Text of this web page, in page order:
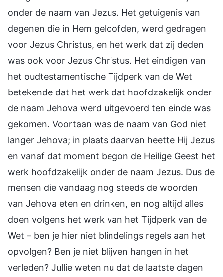
onder de naam van Jezus. Het getuigenis van
degenen die in Hem geloofden, werd gedragen
voor Jezus Christus, en het werk dat zij deden
was ook voor Jezus Christus. Het eindigen van
het oudtestamentische Tijdperk van de Wet
betekende dat het werk dat hoofdzakelijk onder
de naam Jehova werd uitgevoerd ten einde was
gekomen. Voortaan was de naam van God niet
langer Jehova; in plaats daarvan heette Hij Jezus
en vanaf dat moment begon de Heilige Geest het
werk hoofdzakelijk onder de naam Jezus. Dus de
mensen die vandaag nog steeds de woorden
van Jehova eten en drinken, en nog altijd alles
doen volgens het werk van het Tijdperk van de
Wet – ben je hier niet blindelings regels aan het
opvolgen? Ben je niet blijven hangen in het
verleden? Jullie weten nu dat de laatste dagen